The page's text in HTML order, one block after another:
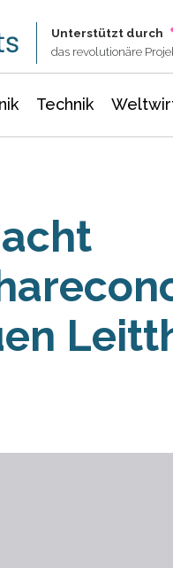
Unterstützt durch
das revolutionäre
Technik